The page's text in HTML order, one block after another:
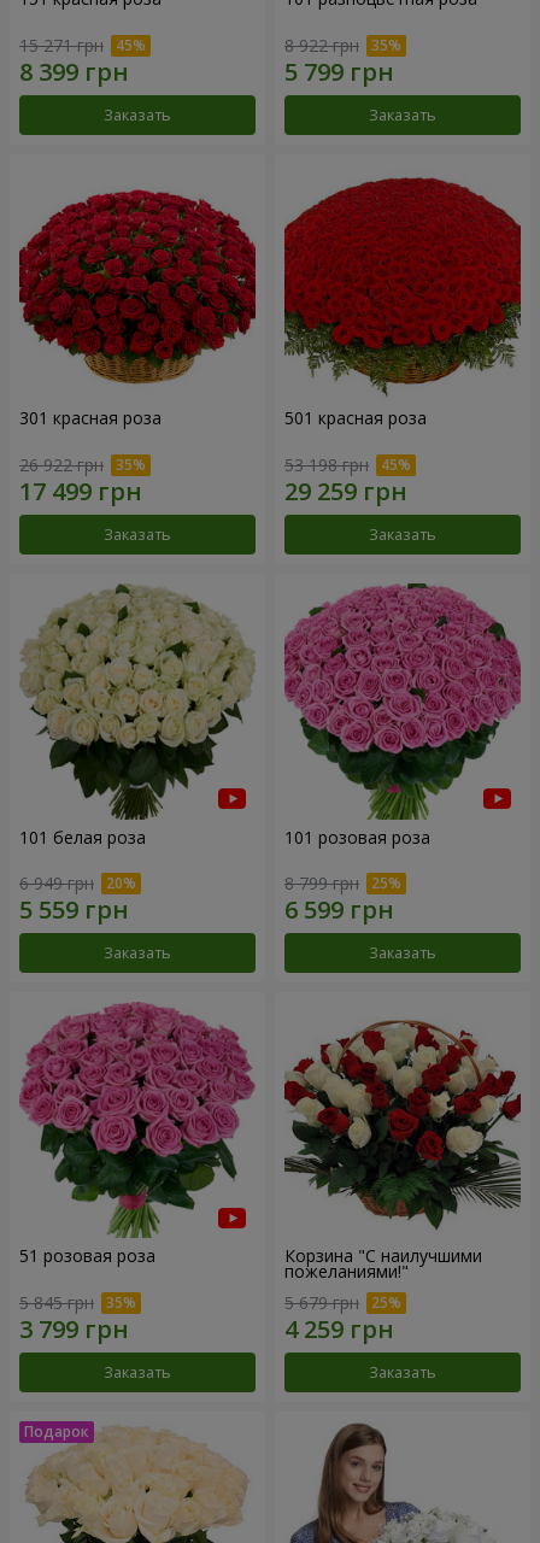
15 271 грн
Заказать
8 922 грн
Заказать
301 красная роза
26 922 грн
Заказать
501 красная роза
53 198 грн
Заказать
101 белая роза
6 949 грн
Заказать
101 розовая роза
8 799 грн
Заказать
51 розовая роза
5 845 грн
Заказать
Корзина "С наилучшими
пожеланиями!"
5 679 грн
Заказать